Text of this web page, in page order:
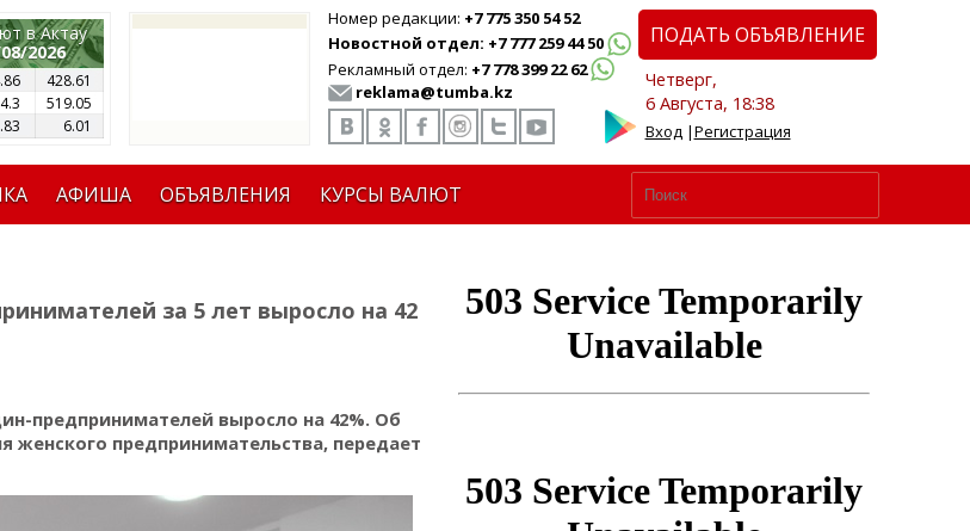
в Актау
2026
428.61
519.05
6.01
Номер редакции: +7 775 350 54 52
Новостной отдел: +7 777 259 44 50
Рекламный отдел: +7 778 399 22 62
reklama@tumba.kz
ПОДАТЬ ОБЪЯВЛЕНИЕ
Четверг,
6 Августа, 18:38
Вход|Регистрация
АФИША ОБЪЯВЛЕНИЯ КУРСЫ ВАЛЮТ
за 5 лет выросло на 42
предпринимателей выросло на 42%. Об
женского предпринимательства, передает